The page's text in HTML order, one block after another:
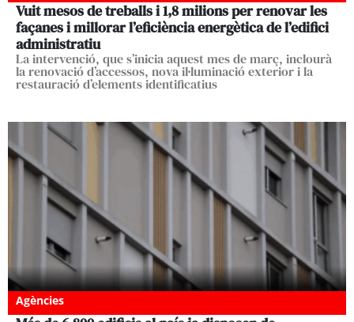
Vuit mesos de treballs i 1,8 milions per renovar les
façanes i millorar l’eficiència energètica de l’edifici
administratiu
La intervenció, que s’inicia aquest mes de març, inclourà
la renovació d’accessos, nova il·luminació exterior i la
restauració d’elements identificatius
Agències